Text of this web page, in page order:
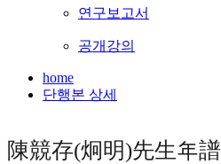
연구보고서
공개강의
home
단행본 상세
陳競存(炯明)先生年譜